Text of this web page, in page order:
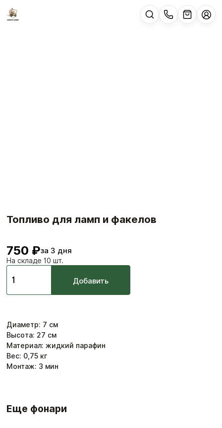
Топливо для ламп и факелов
750 ₽за 3 дня
На складе 10 шт.
Добавить
Диаметр: 7 см
Высота: 27 см
Материал: жидкий парафин
Вес: 0,75 кг
Монтаж: 3 мин
Еще фонари